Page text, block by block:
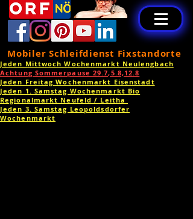
Mobiler Schleifdienst Fixstandorte
Jeden Mittwoch Wochenmarkt Neulengbach
Achtung Sommerpause 29.7,5.8,12.8
Jeden Freitag Wochenmarkt Eisenstadt
Jeden 1. Samstag Wochenmarkt Bio
Regionalmarkt Neufeld / Leitha
Jeden 3. Samstag Leopoldsdorfer
Wochenmarkt